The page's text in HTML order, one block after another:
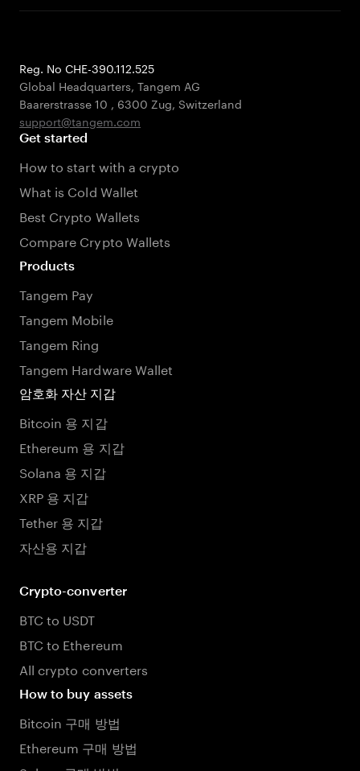
Reg. No CHE-390.112.525
Global Headquarters, Tangem AG
Baarerstrasse 10 , 6300 Zug, Switzerland
support@tangem.com
Get started
How to start with a crypto
What is Cold Wallet
Best Crypto Wallets
Compare Crypto Wallets
Products
Tangem Pay
Tangem Mobile
Tangem Ring
Tangem Hardware Wallet
암호화 자산 지갑
Bitcoin 용 지갑
Ethereum 용 지갑
Solana 용 지갑
XRP 용 지갑
Tether 용 지갑
자산용 지갑
Crypto-converter
BTC to USDT
BTC to Ethereum
All crypto converters
How to buy assets
Bitcoin 구매 방법
Ethereum 구매 방법